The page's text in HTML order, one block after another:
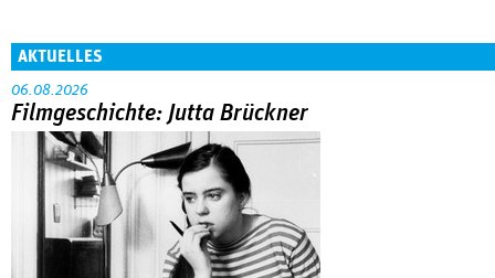
AKTUELLES
06.08.2026
Filmgeschichte: Jutta Brückner